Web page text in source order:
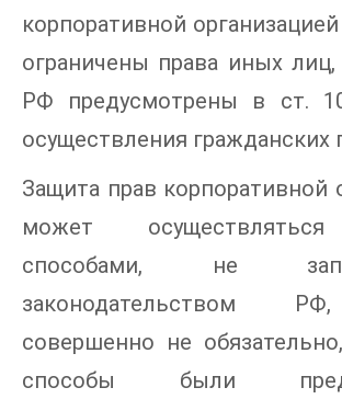
корпоративной
ограничены права иных
РФ предусмотрены в ст.
осуществления гражданских
Защита прав корпоративной
может
способами, не
законодательством
совершенно не
способы были